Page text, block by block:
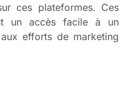
ces plateformes. Ces
un accès facile à un
efforts de marketing